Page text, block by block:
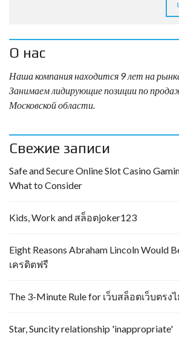
О нас
Наша компания находится 9 лет на
Занимаем лидирующие позиции по
Московской области.
Свежие записи
Safe and Secure Online Slot Casino
What to Consider
Kids, Work and สล็อตjoker123
Eight Reasons Abraham Lincoln Would
เครดิตฟรี
The 3-Minute Rule for เว็บสล็อตเว็บตรง
Star, Suncity relationship 'inappropriate'